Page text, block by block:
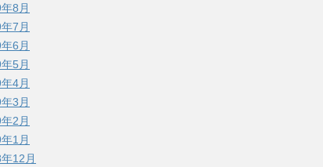
8月
7月
6月
5月
4月
3月
2月
1月
12月